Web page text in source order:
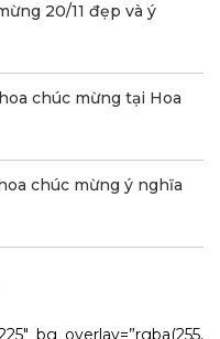
20/11 đẹp và ý
chúc mừng tại Hoa
chúc mừng ý nghĩa
bg_overlay=”rgba(255,